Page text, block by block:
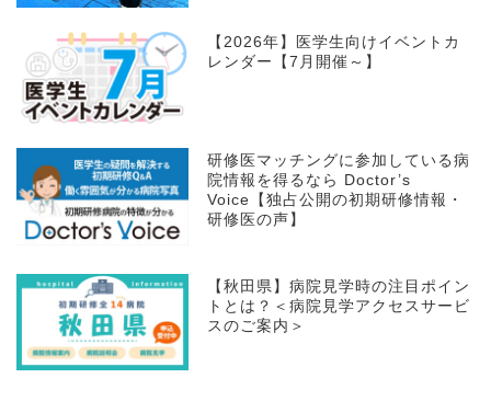
【2026年】医学生向けイベントカ
レンダー【7月開催～】
研修医マッチングに参加している病
院情報を得るなら Doctor’s
Voice【独占公開の初期研修情報・
研修医の声】
【秋田県】病院見学時の注目ポイン
トとは？＜病院見学アクセスサービ
スのご案内＞